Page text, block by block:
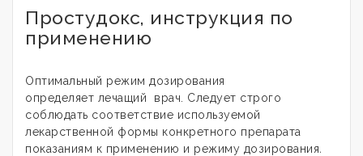
Простудокс, инструкция по
применению
Оптимальный режим дозирования
определяет лечащий врач. Следует строго
соблюдать соответствие используемой
лекарственной формы конкретного препарата
показаниям к применению и режиму дозирования.